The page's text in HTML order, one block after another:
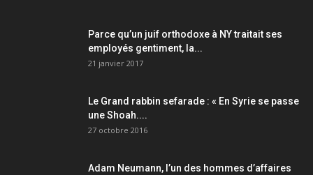
Parce qu’un juif orthodoxe à NY traitait ses
employés gentiment, la...
21 janvier 2017
Le Grand rabbin sefarade : « En Syrie se passe
une Shoah....
27 octobre 2016
Adam Neumann, l’un des hommes d’affaires